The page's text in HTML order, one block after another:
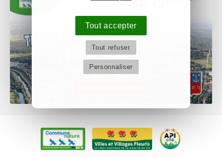
Tout accepter
Tout refuser
Personnaliser